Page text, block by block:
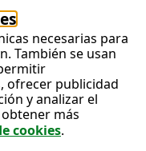
necesarias para
También se usan
ofrecer publicidad
y analizar el
más
cookies.